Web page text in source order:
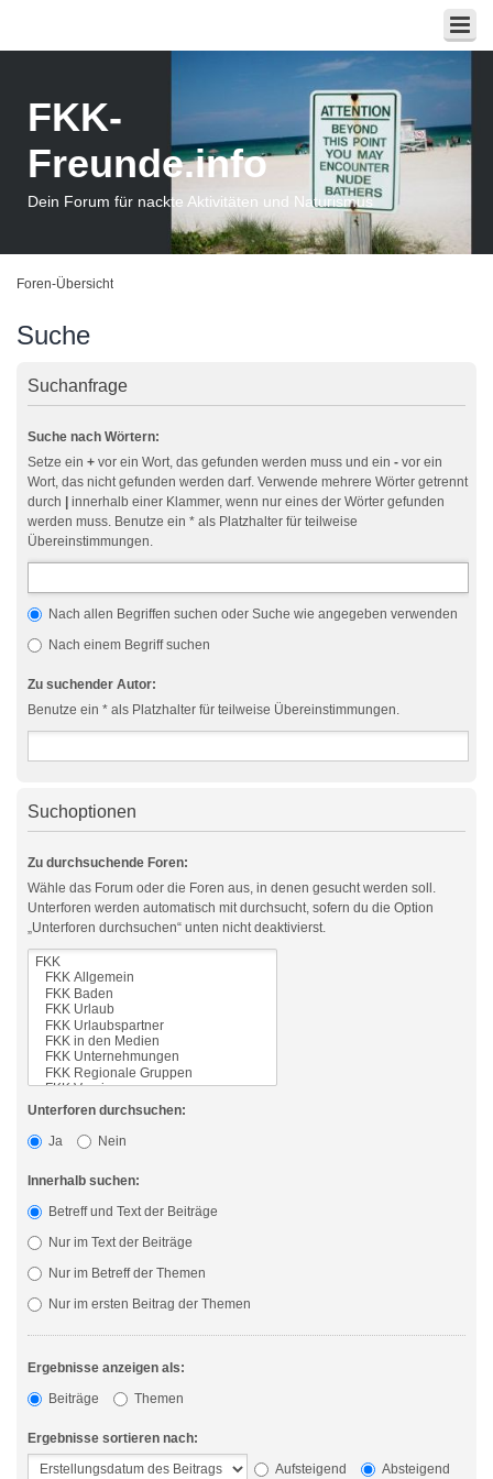
FKK-
Freunde.info
Dein Forum für nackte Aktivitäten und Naturismus
Foren-Übersicht
Suche
Suchanfrage
Suche nach Wörtern:
Setze ein + vor ein Wort, das gefunden werden muss und ein - vor ein
Wort, das nicht gefunden werden darf. Verwende mehrere Wörter getrennt
durch
innerhalb einer Klammer, wenn nur eines der Wörter gefunden
werden muss. Benutze ein * als Platzhalter für teilweise
Übereinstimmungen.
Nach allen Begriffen suchen oder Suche wie angegeben verwenden
Nach einem Begriff suchen
Zu suchender Autor:
Benutze ein * als Platzhalter für teilweise Übereinstimmungen.
Suchoptionen
Zu durchsuchende Foren:
Wähle das Forum oder die Foren aus, in denen gesucht werden soll.
Unterforen werden automatisch mit durchsucht, sofern du die Option
„Unterforen durchsuchen“ unten nicht deaktivierst.
Unterforen durchsuchen:
Ja
Nein
Innerhalb suchen:
Betreff und Text der Beiträge
Nur im Text der Beiträge
Nur im Betreff der Themen
Nur im ersten Beitrag der Themen
Ergebnisse anzeigen als:
Beiträge
Themen
Ergebnisse sortieren nach:
Aufsteigend
Absteigend